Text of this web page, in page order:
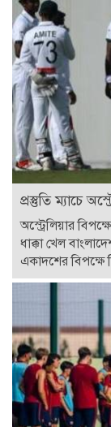
প্রস্তুতি ম্যাচে
অস্ট্রেলিয়ার
ধাক্কা খেল
একাদশের বিপক্ষে